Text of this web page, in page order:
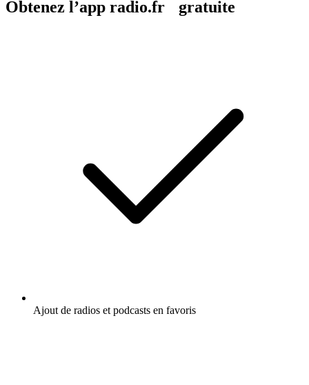
Obtenez l’app radio.fr gratuite
Ajout de radios et podcasts en favoris